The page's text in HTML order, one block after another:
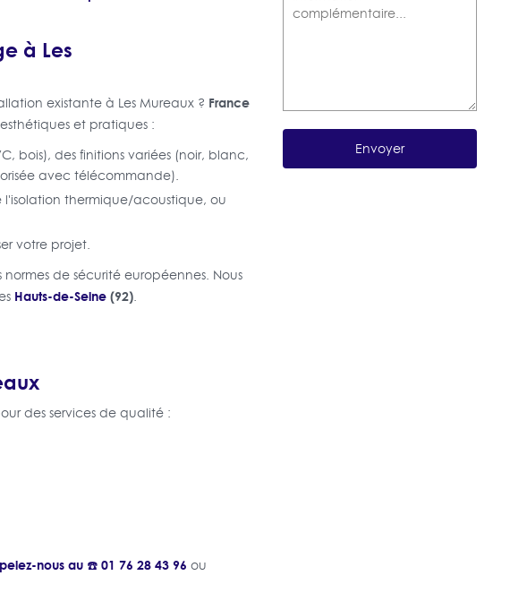
à Les
existante à Les Mureaux ? France
et pratiques :
bois), des finitions variées (noir, blanc,
avec télécommande).
thermique/acoustique, ou
votre projet.
de sécurité européennes. Nous
Hauts-de-Seine(92).
des services de qualité :
nous au ☎️ 01 76 28 43 96 ou